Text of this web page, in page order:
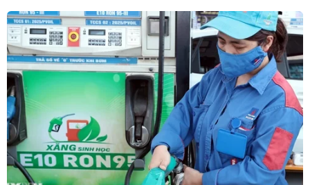
TIN CÙNG CHUYÊN MỤC
Hà Nội bế mạc Festival Võ thuật Quốc
tế 2026, lan tỏa hào khí Thăng Long
09/08/2026 14:58
Truyền thông Hàn Quốc đánh giá
cao đội tuyển Việt Nam với chuỗi 22